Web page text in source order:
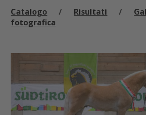
Catalogo / Risultati /
fotografica